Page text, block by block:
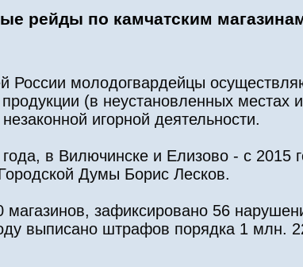
рейды по камчатским
России молодогвардейцы
(в неустановленных местах
игорной деятельности.
в Вилючинске и Елизово - с 2015
Думы Борис Лесков.
зафиксировано 56
выписано штрафов порядка 1 млн.